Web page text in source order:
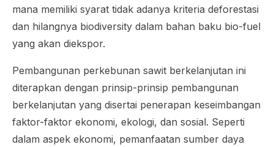
mana memiliki syarat tidak adanya kriteria deforestasi
dan hilangnya biodiversity dalam bahan baku bio-fuel
yang akan diekspor.
Pembangunan perkebunan sawit berkelanjutan ini
diterapkan dengan prinsip-prinsip pembangunan
berkelanjutan yang disertai penerapan keseimbangan
faktor-faktor ekonomi, ekologi, dan sosial. Seperti
dalam aspek ekonomi, pemanfaatan sumber daya